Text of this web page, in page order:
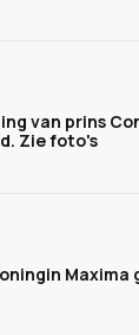
van prins
Zie foto's
Maxima